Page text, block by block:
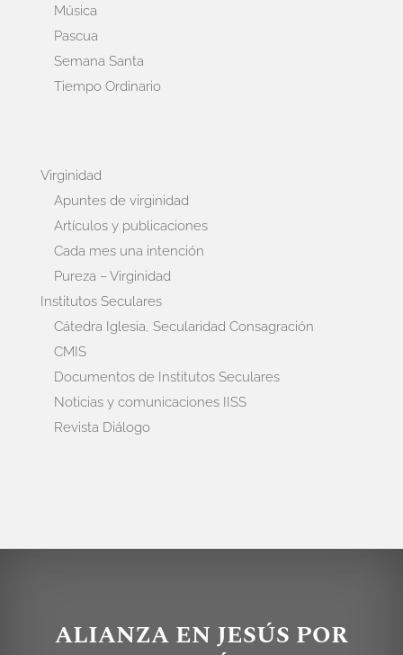
Música
Pascua
Semana Santa
Tiempo Ordinario
Virginidad
Apuntes de virginidad
Artículos y publicaciones
Cada mes una intención
Pureza – Virginidad
Institutos Seculares
Cátedra Iglesia, Secularidad Consagración
CMIS
Documentos de Institutos Seculares
Noticias y comunicaciones IISS
Revista Diálogo
ALIANZA EN JESÚS POR